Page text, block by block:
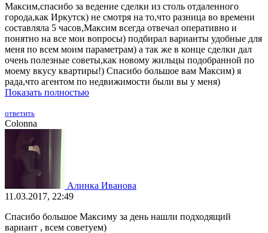
Максим,спасибо за ведение сделки из столь отдаленного
города,как Иркутск) не смотря на то,что разница во времени
составляла 5 часов,Максим всегда отвечал оперативно и
понятно на все мои вопросы) подбирал варианты удобные для
меня по всем моим параметрам) а так же в конце сделки дал
очень полезные советы,как новому жильцы подобранной по
моему вкусу квартиры!) Спасибо большое вам Максим) я
рада,что агентом по недвижимости были вы у меня)
Показать полностью
ответить
Colonna
Алинка Иванова
11.03.2017, 22:49
Спасибо большое Максиму за день нашли подходящий
вариант , всем советуем)